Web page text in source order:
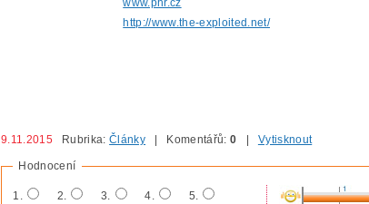
www.phr.cz
http://www.the-exploited.net/
9.11.2015 Rubrika:Články | Komentářů:0 | Vytisknout
Hodnocení
1. 2. 3. 4.
5.